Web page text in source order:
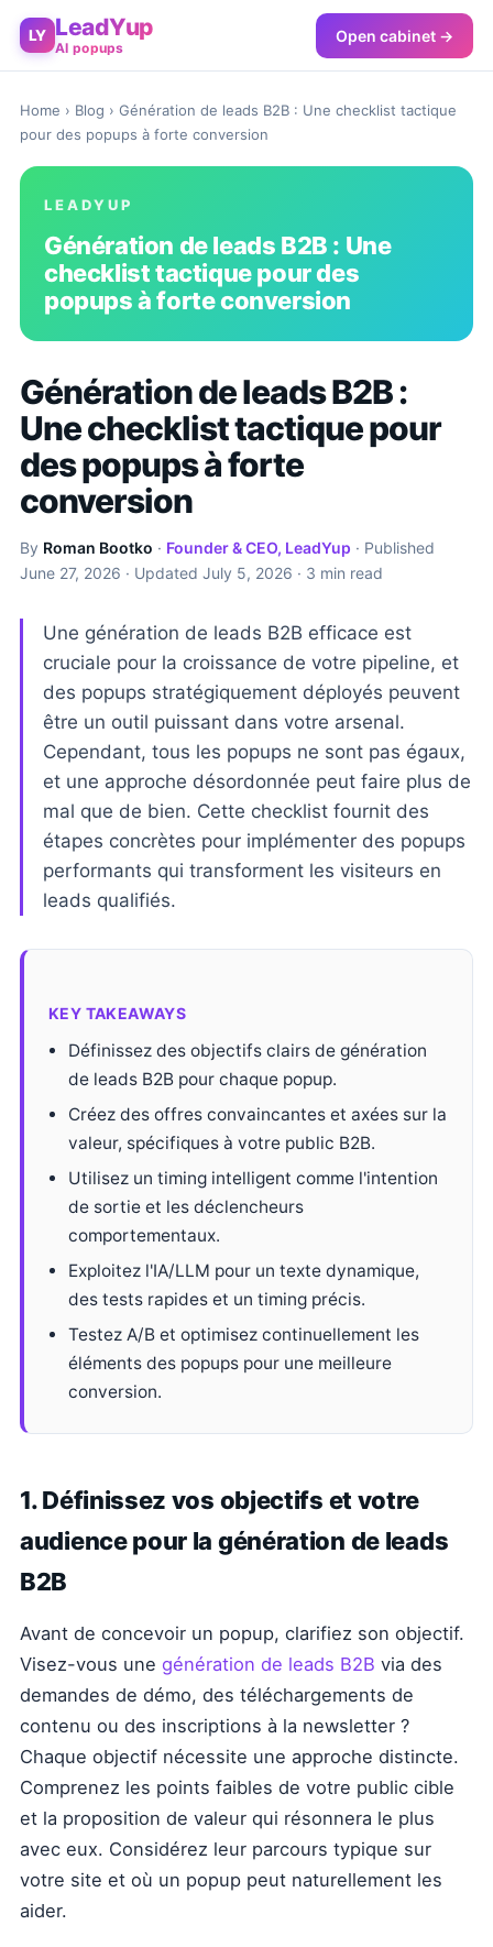
LY LeadYup
AI popups
Open cabinet →
Home › Blog › Génération de leads B2B : Une checklist tactique
pour des popups à forte conversion
LEADYUP
Génération de leads B2B : Une
checklist tactique pour des
popups à forte conversion
Génération de leads B2B :
Une checklist tactique pour
des popups à forte
conversion
By Roman Bootko · Founder & CEO, LeadYup · Published
June 27, 2026 · Updated July 5, 2026 · 3 min read
Une génération de leads B2B efficace est
cruciale pour la croissance de votre pipeline, et
des popups stratégiquement déployés peuvent
être un outil puissant dans votre arsenal.
Cependant, tous les popups ne sont pas égaux,
et une approche désordonnée peut faire plus de
mal que de bien. Cette checklist fournit des
étapes concrètes pour implémenter des popups
performants qui transforment les visiteurs en
leads qualifiés.
KEY TAKEAWAYS
Définissez des objectifs clairs de génération
de leads B2B pour chaque popup.
Créez des offres convaincantes et axées sur la
valeur, spécifiques à votre public B2B.
Utilisez un timing intelligent comme l'intention
de sortie et les déclencheurs
comportementaux.
Exploitez l'IA/LLM pour un texte dynamique,
des tests rapides et un timing précis.
Testez A/B et optimisez continuellement les
éléments des popups pour une meilleure
conversion.
1. Définissez vos objectifs et votre
audience pour la génération de leads
B2B
Avant de concevoir un popup, clarifiez son objectif.
Visez-vous une génération de leads B2B via des
demandes de démo, des téléchargements de
contenu ou des inscriptions à la newsletter ?
Chaque objectif nécessite une approche distincte.
Comprenez les points faibles de votre public cible
et la proposition de valeur qui résonnera le plus
avec eux. Considérez leur parcours typique sur
votre site et où un popup peut naturellement les
aider.